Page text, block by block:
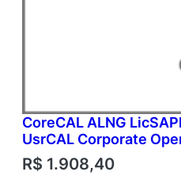
CoreCAL ALNG
UsrCAL Corporate
R$ 1.908,40